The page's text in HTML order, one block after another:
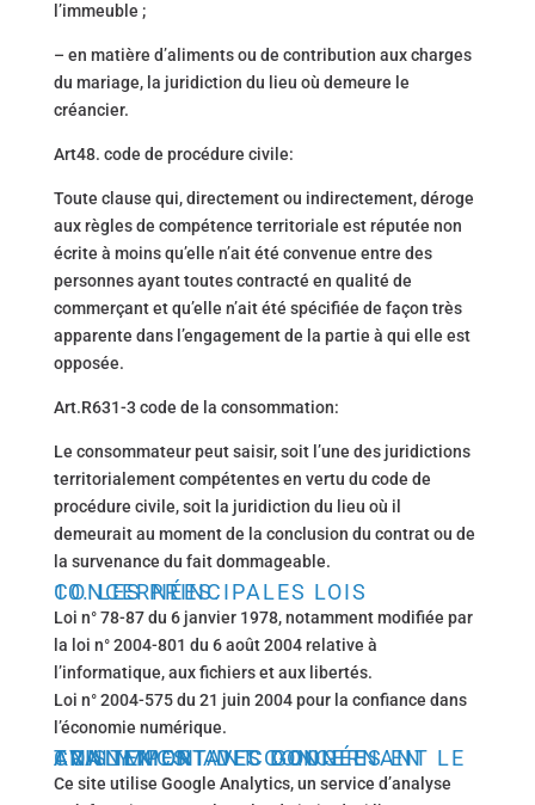
l’immeuble ;
– en matière d’aliments ou de contribution aux charges
du mariage, la juridiction du lieu où demeure le
créancier.
Art48. code de procédure civile:
Toute clause qui, directement ou indirectement, déroge
aux règles de compétence territoriale est réputée non
écrite à moins qu’elle n’ait été convenue entre des
personnes ayant toutes contracté en qualité de
commerçant et qu’elle n’ait été spécifiée de façon très
apparente dans l’engagement de la partie à qui elle est
opposée.
Art.R631-3 code de la consommation:
Le consommateur peut saisir, soit l’une des juridictions
territorialement compétentes en vertu du code de
procédure civile, soit la juridiction du lieu où il
demeurait au moment de la conclusion du contrat ou de
la survenance du fait dommageable.
10. LES PRINCIPALES LOIS CONCERNÉES.
Loi n° 78-87 du 6 janvier 1978, notamment modifiée par
la loi n° 2004-801 du 6 août 2004 relative à
l’informatique, aux fichiers et aux libertés.
Loi n° 2004-575 du 21 juin 2004 pour la confiance dans
l’économie numérique.
AVIS IMPORTANT CONCERNANT LE TRAITEMENT DES DONNÉES EN CONNEXION AVEC GOOGLE ANALYTICS
Ce site utilise Google Analytics, un service d’analyse